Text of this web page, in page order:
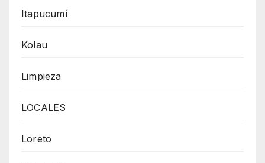
Itapucumí
Kolau
Limpieza
LOCALES
Loreto